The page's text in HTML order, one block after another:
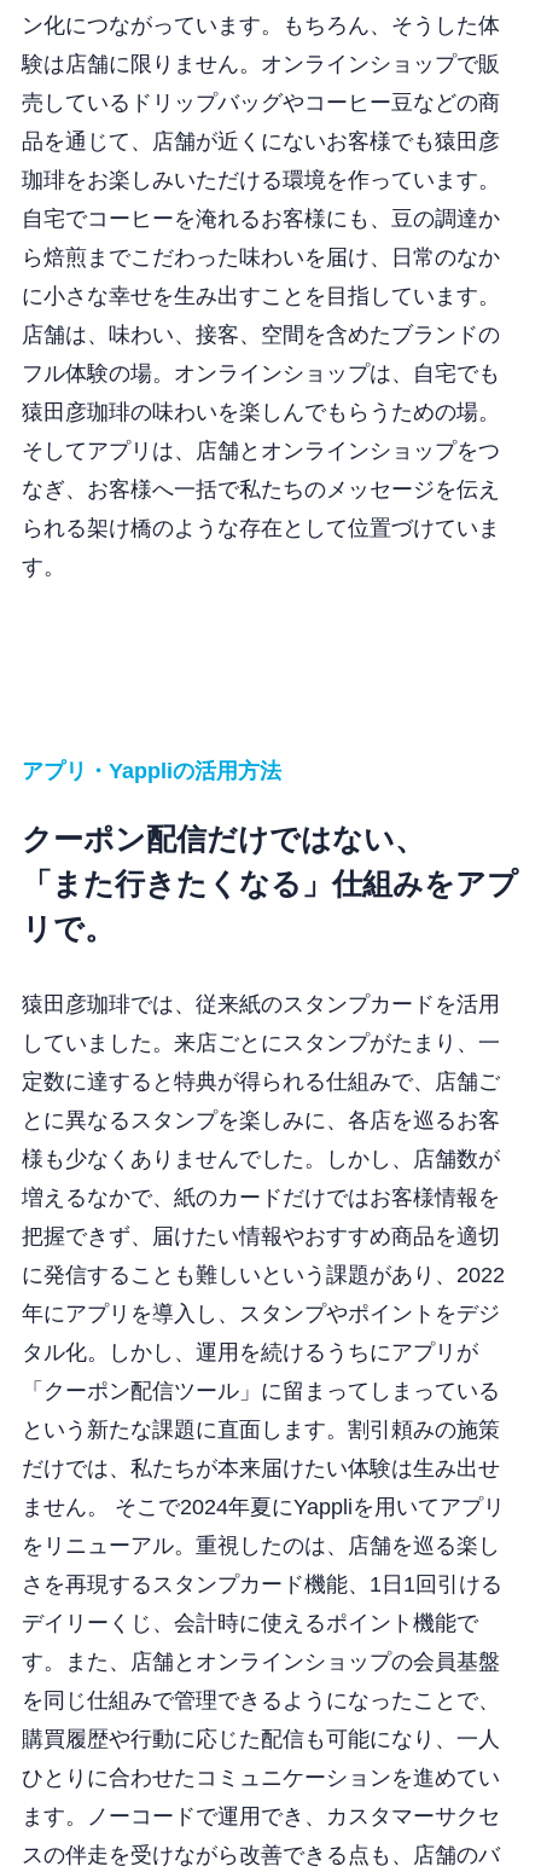
ン化につながっています。もちろん、そうした体
験は店舗に限りません。オンラインショップで販
売しているドリップバッグやコーヒー豆などの商
品を通じて、店舗が近くにないお客様でも猿田彦
珈琲をお楽しみいただける環境を作っています。
自宅でコーヒーを淹れるお客様にも、豆の調達か
ら焙煎までこだわった味わいを届け、日常のなか
に小さな幸せを生み出すことを目指しています。
店舗は、味わい、接客、空間を含めたブランドの
フル体験の場。オンラインショップは、自宅でも
猿田彦珈琲の味わいを楽しんでもらうための場。
そしてアプリは、店舗とオンラインショップをつ
なぎ、お客様へ一括で私たちのメッセージを伝え
られる架け橋のような存在として位置づけていま
す。
アプリ・Yappliの活用方法
クーポン配信だけではない、
「また行きたくなる」仕組みをアプ
リで。
猿田彦珈琲では、従来紙のスタンプカードを活用
していました。来店ごとにスタンプがたまり、一
定数に達すると特典が得られる仕組みで、店舗ご
とに異なるスタンプを楽しみに、各店を巡るお客
様も少なくありませんでした。しかし、店舗数が
増えるなかで、紙のカードだけではお客様情報を
把握できず、届けたい情報やおすすめ商品を適切
に発信することも難しいという課題があり、2022
年にアプリを導入し、スタンプやポイントをデジ
タル化。しかし、運用を続けるうちにアプリが
「クーポン配信ツール」に留まってしまっている
という新たな課題に直面します。割引頼みの施策
だけでは、私たちが本来届けたい体験は生み出せ
ません。 そこで2024年夏にYappliを用いてアプリ
をリニューアル。重視したのは、店舗を巡る楽し
さを再現するスタンプカード機能、1日1回引ける
デイリーくじ、会計時に使えるポイント機能で
す。また、店舗とオンラインショップの会員基盤
を同じ仕組みで管理できるようになったことで、
購買履歴や行動に応じた配信も可能になり、一人
ひとりに合わせたコミュニケーションを進めてい
ます。ノーコードで運用でき、カスタマーサクセ
スの伴走を受けながら改善できる点も、店舗のバ